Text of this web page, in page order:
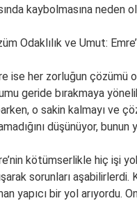
kaybolmasına neden
Odaklılık ve Umut:
ise her zorluğun çözümü
geride bırakmaya
o sakin kalmayı ve
düşünüyor,
kötümserlikle hiç işi
sorunları
yapıcı bir yol arıyordu.